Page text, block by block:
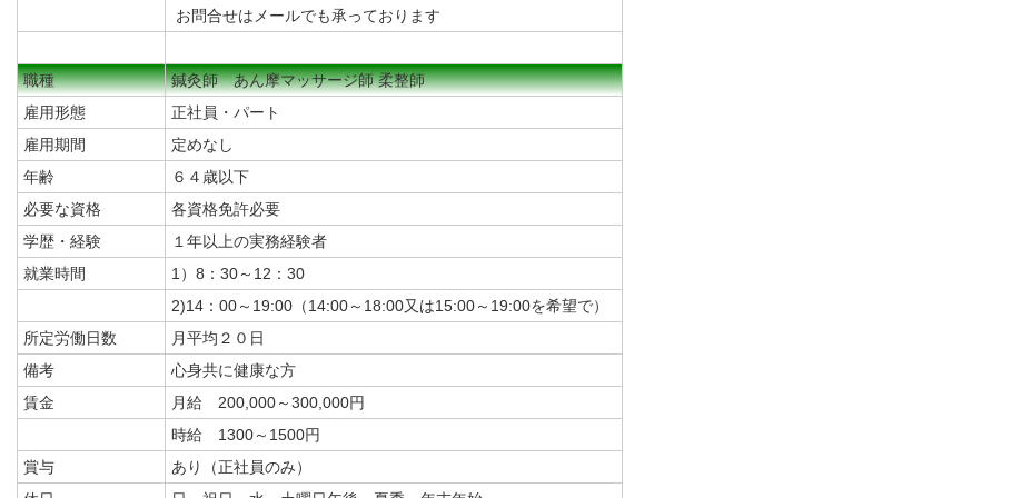
お問合せはメールでも承っております
職種
鍼灸師 あん摩マッサージ師 柔整師
雇用形態
正社員・パート
雇用期間
定めなし
年齢
６４歳以下
必要な資格
各資格免許必要
学歴・経験
１年以上の実務経験者
就業時間
1）8：30～12：30
2)14：00～19:00（14:00～18:00又は15:00～19:00を希望で）
所定労働日数
月平均２０日
備考
心身共に健康な方
賃金
月給 200,000～300,000円
時給 1300～1500円
賞与
あり（正社員のみ）